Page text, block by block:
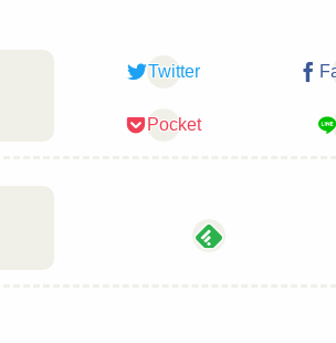
Twitter
Pocket